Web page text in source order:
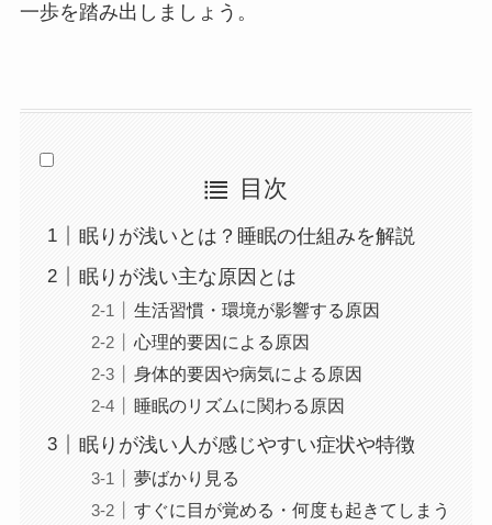
一歩を踏み出しましょう。
目次
眠りが浅いとは？睡眠の仕組みを解説
眠りが浅い主な原因とは
生活習慣・環境が影響する原因
心理的要因による原因
身体的要因や病気による原因
睡眠のリズムに関わる原因
眠りが浅い人が感じやすい症状や特徴
夢ばかり見る
すぐに目が覚める・何度も起きてしまう